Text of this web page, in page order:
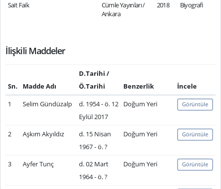
Sait Faik
Cümle Yayınları /
Ankara
2018 Biyografi
İlişkili Maddeler
Sn. Madde Adı
D.Tarihi /
Ö.Tarihi
Benzerlik
İncele
1
Selim Gündüzalp
d. 1954 - ö. 12
Eylül 2017
Doğum Yeri Görüntüle
2 Aşkım Akyıldız
d. 15 Nisan
1967 - ö. ?
Doğum Yeri Görüntüle
3 Ayfer Tunç
d. 02 Mart
1964 - ö. ?
Doğum Yeri Görüntüle